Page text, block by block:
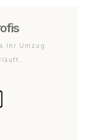
Ihr Umzug